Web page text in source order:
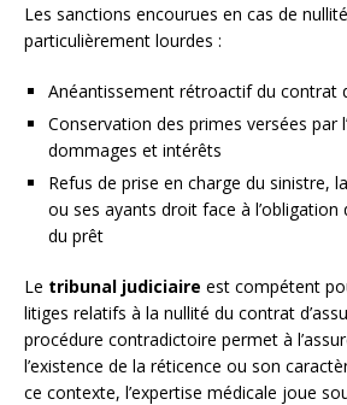
Les sanctions encourues en cas de
particulièrement lourdes :
Anéantissement rétroactif du contrat
Conservation des primes versées par
dommages et intérêts
Refus de prise en charge du sinistre,
ou ses ayants droit face à
du prêt
Le tribunal judiciaire est compétent
litiges relatifs à la nullité du contrat
procédure contradictoire permet à
l’existence de la réticence ou son
ce contexte, l’expertise médicale joue